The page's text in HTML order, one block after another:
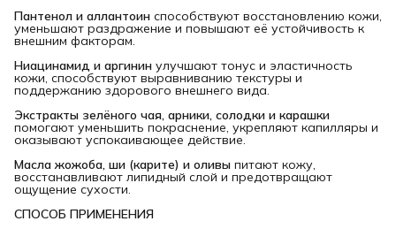
Пантенол и аллантоин способствуют восстановлению кожи,
уменьшают раздражение и повышают её устойчивость к
внешним факторам.
Ниацинамид и аргинин улучшают тонус и эластичность
кожи, способствуют выравниванию текстуры и
поддержанию здорового внешнего вида.
Экстракты зелёного чая, арники, солодки и карашки
помогают уменьшить покраснение, укрепляют капилляры и
оказывают успокаивающее действие.
Масла жожоба, ши (карите) и оливы питают кожу,
восстанавливают липидный слой и предотвращают
ощущение сухости.
СПОСОБ ПРИМЕНЕНИЯ